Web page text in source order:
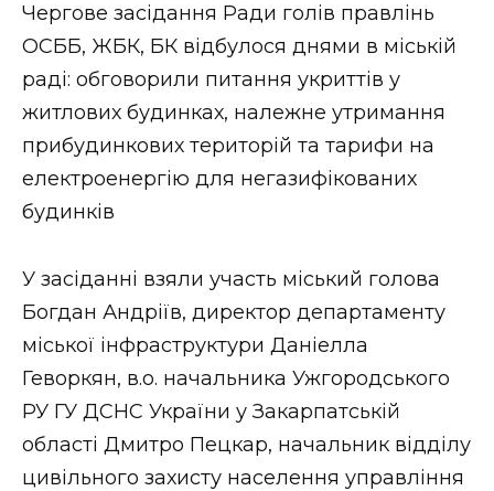
Втрачений Ужгород
Втрачений Ужгород (відеоверсія)
ЗАКАРПАТСЬКІ НОВИНИ
НОВИНИ ЗАХІДНОЇ УКРАЇНИ
ВІДЕО
Чергове засідання Ради голів правлінь
ОСББ, ЖБК, БК відбулося днями в міській
раді: обговорили питання укриттів у
житлових будинках, належне утримання
прибудинкових територій та тарифи на
електроенергію для негазифікованих
будинків
У засіданні взяли участь міський голова
Богдан Андріїв, директор департаменту
міської інфраструктури Даніелла
Геворкян, в.о. начальника Ужгородського
РУ ГУ ДСНС України у Закарпатській
області Дмитро Пецкар, начальник відділу
цивільного захисту населення управління